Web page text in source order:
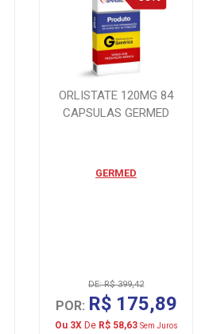
ORLISTATE 120MG 84
CAPSULAS GERMED
GERMED
DE: R$ 399,42
POR: R$ 175,89
Ou 3XDe R$ 58,63 Sem Juros